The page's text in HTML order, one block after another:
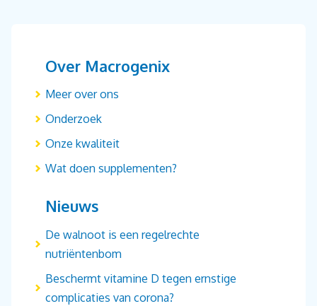
Over Macrogenix
Meer over ons
Onderzoek
Onze kwaliteit
Wat doen supplementen?
Nieuws
De walnoot is een regelrechte
nutriëntenbom
Beschermt vitamine D tegen ernstige
complicaties van corona?